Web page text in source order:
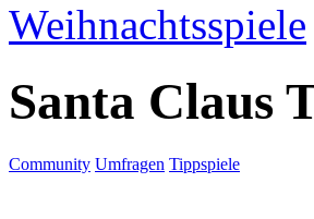
Weihnachtsspiele
Santa Claus
Community Umfragen Tippspiele